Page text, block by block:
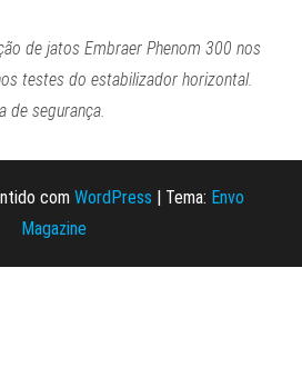
de jatos Embraer Phenom 300 nos
testes do estabilizador horizontal.
de segurança.
com WordPress | Tema: Envo
Magazine